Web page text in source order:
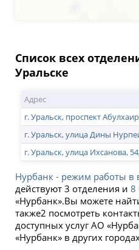
Список всех
Уральске
Адрес
г. Уральск, проспект
г. Уральск, улица Дины
г. Уральск, улица Ихсанова,
Нурбанк - режим работы в
действуют 3 отделения и 8
«Нурбанк».Вы можете
также2 посмотреть
доступных услуг АО
«Нурбанк» в других